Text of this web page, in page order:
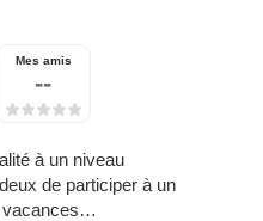
Mes amis
--
à un niveau
de participer à un
vacances…